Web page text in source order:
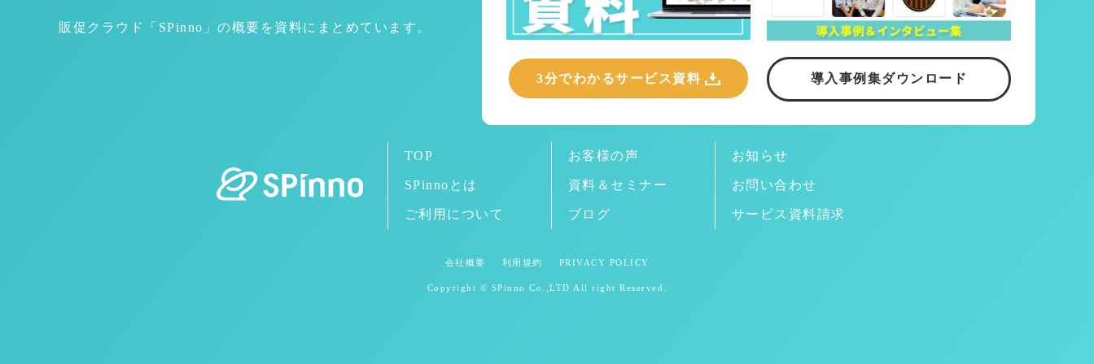
販促クラウド「SPinno」の概要を資料にまとめています。
3分でわかるサービス資料 導入事例集ダウンロード
TOP
SPinnoとは
ご利用について
お客様の声
資料＆セミナー
ブログ
お知らせ
お問い合わせ
サービス資料請求
会社概要 利用規約 PRIVACY POLICY
Copyright © SPinno Co.,LTD All right Reserved.